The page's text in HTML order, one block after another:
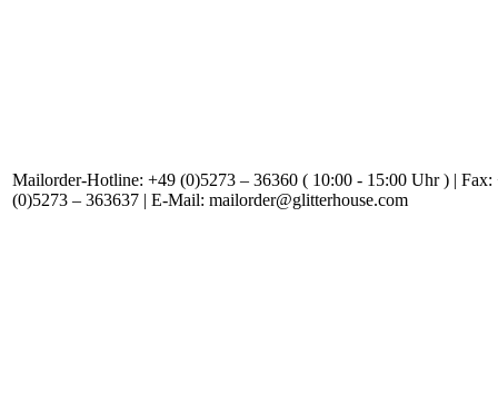
Mailorder-Hotline: +49 (0)5273 – 36360 ( 10:00 - 15:00 Uhr ) | Fax:
(0)5273 – 363637 | E-Mail: mailorder@glitterhouse.com